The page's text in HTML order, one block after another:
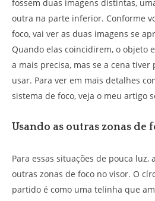
fossem duas imagens distintas,
outra na parte inferior. Conforme
foco, vai ver as duas imagens se
Quando elas coincidirem, o objeto
a mais precisa, mas se a cena
usar. Para ver em mais detalhes
sistema de foco, veja o meu artigo
Usando as outras zonas de
Para essas situações de pouca luz,
outras zonas de foco no visor. O
partido é como uma telinha que